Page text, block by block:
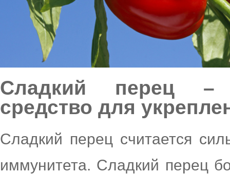
Сладкий перец –
средство для
Сладкий перец считается
иммунитета. Сладкий перец